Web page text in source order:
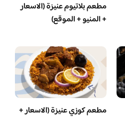
مطعم بلاتيوم عنيزة (الاسعار
+ المنيو + الموقع)
مطعم كوزي عنيزة (الاسعار +